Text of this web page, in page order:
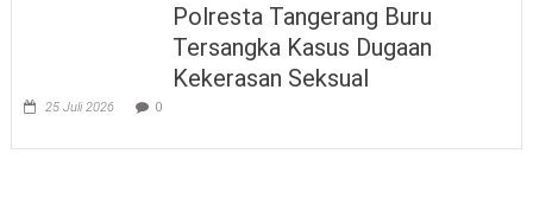
Polresta Tangerang Buru
Tersangka Kasus Dugaan
Kekerasan Seksual
25 Juli 2026 0